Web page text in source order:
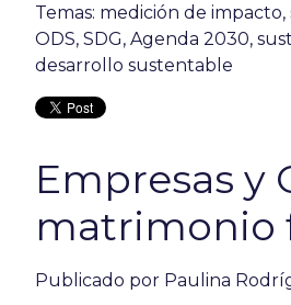
Temas: medición de impacto,
ODS, SDG, Agenda 2030,
desarrollo sustentable
Empresas y
matrimonio
Publicado por Paulina